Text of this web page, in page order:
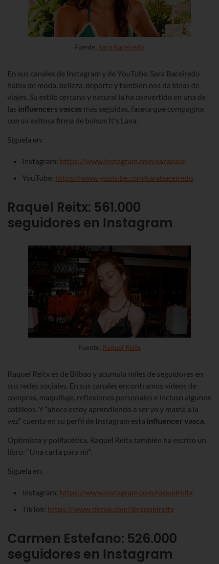
Fuente: Sara Baceiredo
En sus canales de Instagram y de YouTube, Sara Baceiredo
habla de moda, belleza, deportey también nos da ideas de
viajes. Su estilo cercano y natural la ha convertido en una de
las influencers vascas más seguidas, faceta que compagina
con su exitosa firma de bolsos It's Lava.
Síguela en:
Instagram: https://www.instagram.com/sarabace
YouTube: https://www.youtube.com/sarabaceiredo
Raquel Reitx: 561.000
seguidores en Instagram
Fuente: Raquel Reitx
Raquel Reitx es de Bilbao y acumula miles de seguidores en
sus redes sociales. En sus canales encontramos vídeos de
compras, maquillaje, reflexiones personales e incluso algunos
cotilleos. Y “ahora estoy aprendiendo a ser yo y mamá a la
vez” cuenta en su perfil de Instagram esta influencer vasca.
Optimista y polifacética, Raquel Reitx también ha escrito un
libro: “Una carta para mí”.
Síguela en:
Instagram: https://www.instagram.com/raquelreitx
TikTok: https://www.tiktok.com/@raquelreitx
Carmen Estefano: 526.000
seguidores en Instagram